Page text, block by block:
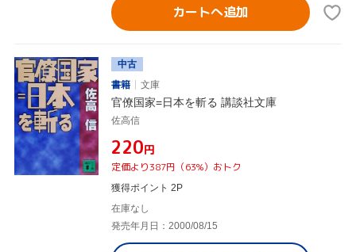
カートへ追加
中古
書籍
文庫
官僚国家=日本を斬る 講談社文庫
佐高信
¥220円
定価より387円（63%）おトク
獲得ポイント 2P
在庫なし
発売年月日：2000/08/15